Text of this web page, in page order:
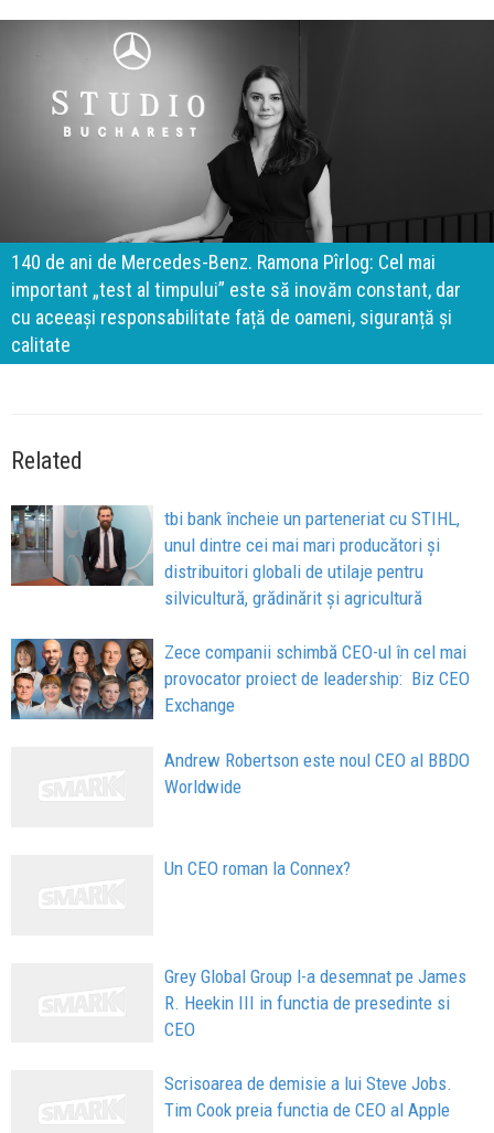
140 de ani de Mercedes-Benz. Ramona Pîrlog: Cel mai
important „test al timpului” este să inovăm constant, dar
cu aceeași responsabilitate față de oameni, siguranță și
calitate
Related
tbi bank încheie un parteneriat cu STIHL,
unul dintre cei mai mari producători și
distribuitori globali de utilaje pentru
silvicultură, grădinărit și agricultură
Zece companii schimbă CEO-ul în cel mai
provocator proiect de leadership: Biz CEO
Exchange
Andrew Robertson este noul CEO al BBDO
Worldwide
Un CEO roman la Connex?
Grey Global Group l-a desemnat pe James
R. Heekin III in functia de presedinte si
CEO
Scrisoarea de demisie a lui Steve Jobs.
Tim Cook preia functia de CEO al Apple